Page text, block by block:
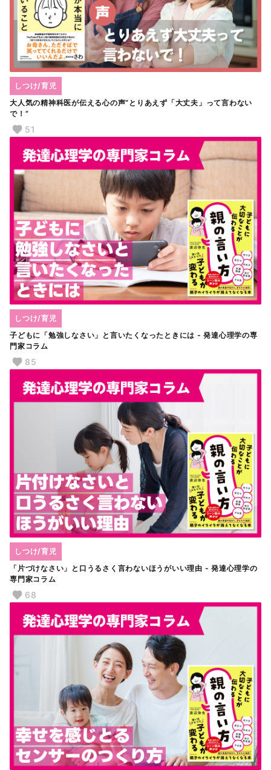
大人気の精神科医が伝える心の声“とりあえず「大丈夫」って言わない
で！”
しつけ/育児
51
子どもに「勉強しなさい」と言いたくなったときには - 発達心理学の専
門家コラム
しつけ/育児
85
「片づけなさい」と口うるさく言わないほうがいい理由 - 発達心理学の
専門家コラム
しつけ/育児
68